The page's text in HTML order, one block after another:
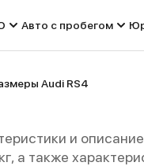
Авто с пробегом
Audi RS4
и
а также